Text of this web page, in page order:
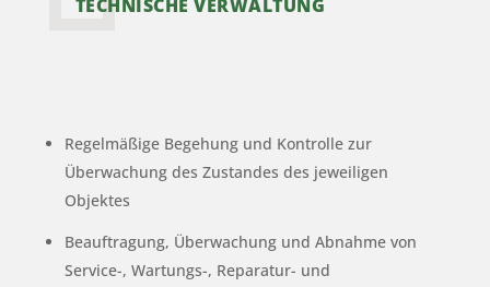
TECHNISCHE VERWALTUNG
Regelmäßige Begehung und Kontrolle zur
Überwachung des Zustandes des jeweiligen
Objektes
Beauftragung, Überwachung und Abnahme von
Service-, Wartungs-, Reparatur- und